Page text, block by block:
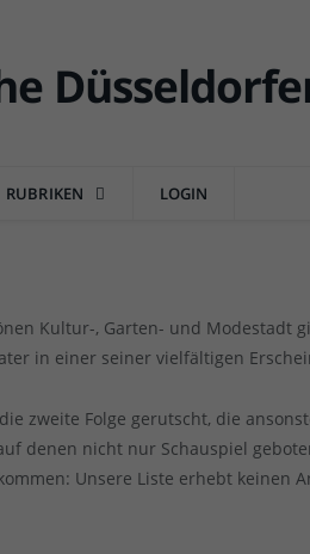
RUBRIKEN LOGIN
Theater, die
0 COMMENTS
Kultur-, Garten- und Modestadt
in einer seiner vielfältigen
zweite Folge gerutscht, die
denen nicht nur Schauspiel
Unsere Liste erhebt keinen